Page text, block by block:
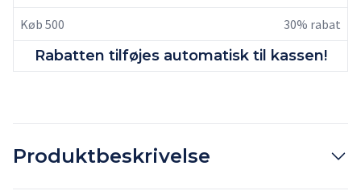
Køb 500 30% rabat
Rabatten tilføjes automatisk til kassen!
Produktbeskrivelse